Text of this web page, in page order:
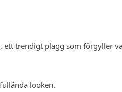
ett trendigt plagg som förgyller
looken.